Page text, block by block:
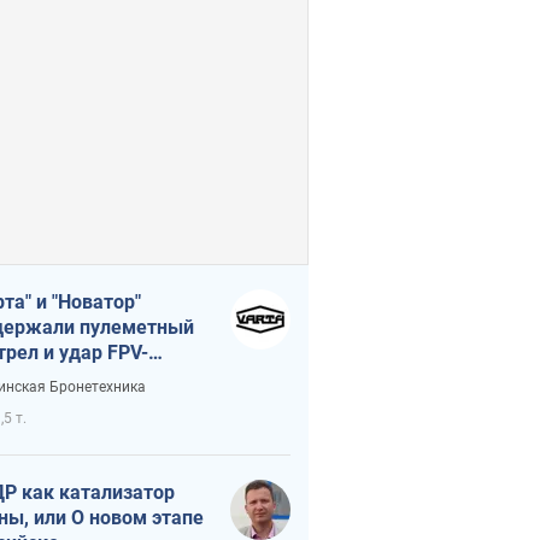
и "Новатор"
пулеметный
и удар FPV-
сохранив жизнь
Бронетехника
т.
как катализатор
или О новом этапе